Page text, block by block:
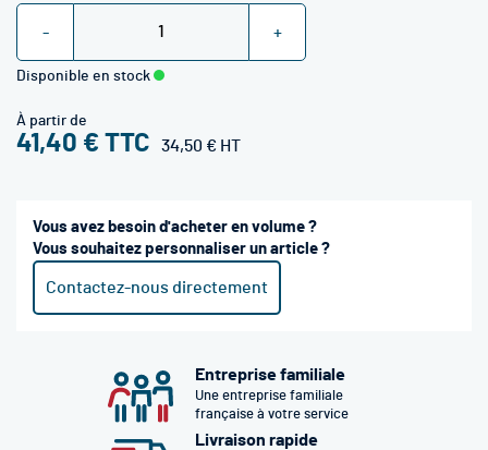
- +
À partir de
41,40 € 34,50 €
Disponible en stock
Vous avez besoin d'acheter en volume ?
Vous souhaitez personnaliser un article ?
Contactez-nous directement
Entreprise familiale
Une entreprise familiale
française à votre service
Livraison rapide